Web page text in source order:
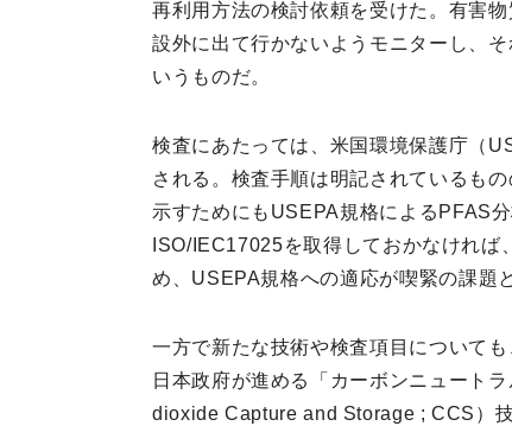
再利用方法の検討依頼を受けた。有害
設外に出て行かないようモニターし、
いうものだ。
検査にあたっては、米国環境保護庁（
される。検査手順は明記されているも
示すためにもUSEPA規格によるPFAS
ISO/IEC17025を取得しておかなけれ
め、USEPA規格への適応が喫緊の課題
一方で新たな技術や検査項目について
日本政府が進める「カーボンニュート
dioxide Capture and Storage ; CCS）